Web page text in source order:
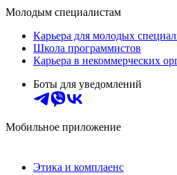
Молодым специалистам
Карьера для молодых
Школа программистов
Карьера в некоммерческих
Боты для уведомлений
Мобильное приложение
Этика и комплаенс